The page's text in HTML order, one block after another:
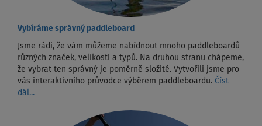
Vybíráme správný paddleboard
Jsme rádi, že vám můžeme nabídnout mnoho paddleboardů
různých značek, velikostí a typů. Na druhou stranu chápeme,
že vybrat ten správný je poměrně složité. Vytvořili jsme pro
vás interaktivního průvodce výběrem paddleboardu. Číst
dál...